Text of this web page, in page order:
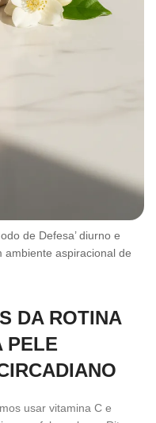
de Defesa’ diurno e
aspiracional de
DA ROTINA
PELE
usar vitamina C e